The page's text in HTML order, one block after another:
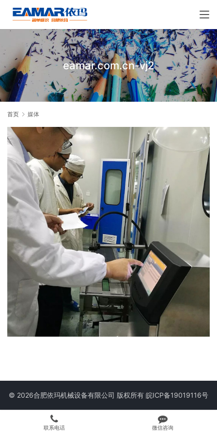
eamar.com.cn-vj2
首页 媒体
© 2026合肥依玛机械设备有限公司 版权所有 皖ICP备19019116号
联系电话 微信咨询